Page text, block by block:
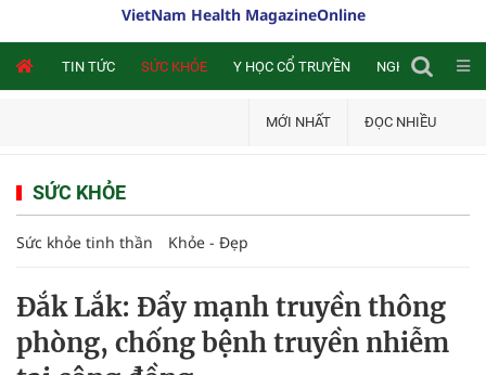
VietNam Health MagazineOnline
TIN TỨC SỨC KHỎE Y HỌC CỔ TRUYỀN NGHIÊN CỨU
MỚI NHẤT ĐỌC NHIỀU
SỨC KHỎE
Sức khỏe tinh thần Khỏe - Đẹp
Đắk Lắk: Đẩy mạnh truyền thông
phòng, chống bệnh truyền nhiễm